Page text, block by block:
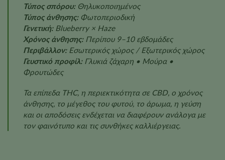
Τύπος σπόρου:Θηλυκοποιημένος
Τύπος άνθησης:Φωτοπεριοδική
Γενετική:Blueberry × Haze
Χρόνος άνθησης:Περίπου 9–10 εβδομάδες
Περιβάλλον:Εσωτερικός χώρος / Εξωτερικός χώρος
Γευστικό προφίλ:Γλυκιά ζάχαρη • Μούρα •
Φρουτώδες
Τα επίπεδα THC, η περιεκτικότητα σε CBD, ο χρόνος
άνθησης, το μέγεθος του φυτού, το άρωμα, η γεύση
και οι αποδόσεις ενδέχεται να διαφέρουν ανάλογα με
τον φαινότυπο και τις συνθήκες καλλιέργειας.